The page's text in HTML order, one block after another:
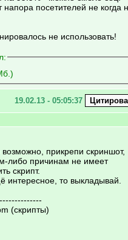
напора посетителей не когда
не использовать!
19.02.13 - 05:05:37
возможно, прикрепи скриншот,
либо причинам не имеет
скрипт.
интересное, то выкладывай.
(скрипты)